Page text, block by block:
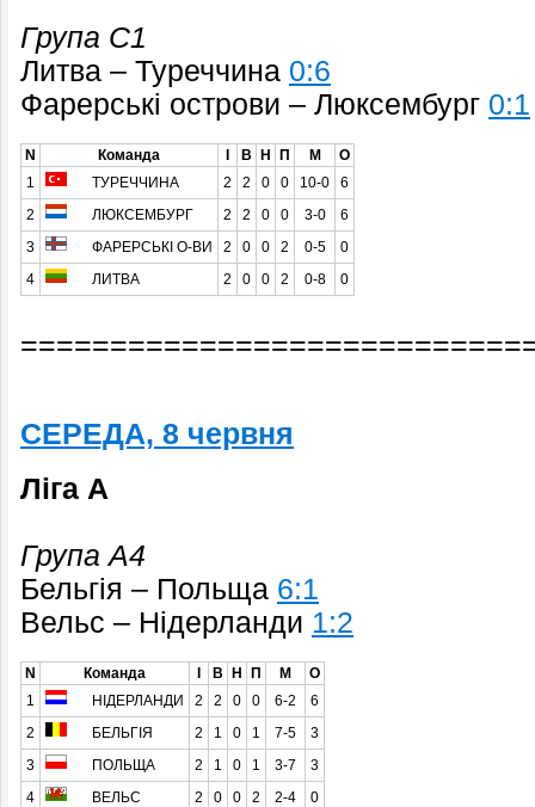
Група C1
Литва – Туреччина 0:6
Фарерські острови – Люксембург 0:1
N Команда В Н П М
О
1
ТУРЕЧЧИНА 2 2 0 0 10-0
6
2
ЛЮКСЕМБУРГ 2 2 0 0 3-0
6
3
ФАРЕРСЬКІ О-ВИ 2 0 0 2 0-5
0
4
ЛИТВА 2 0 0 2 0-8 0
СЕРЕДА, 8 червня
Ліга A
Група A4
Бельгія – Польща 6:1
Вельс – Нідерланди 1:2
N Команда В Н П М
О
1
НІДЕРЛАНДИ 2 2 0 0 6-2
6
2
БЕЛЬГІЯ 2 1 0 1 7-5
3
3
ПОЛЬЩА 2 1 0 1 3-7
3
4
ВЕЛЬС 2 0 0 2 2-4 0